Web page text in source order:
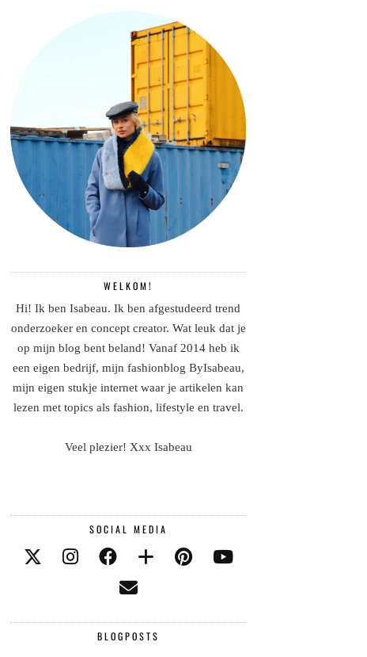
WELKOM!
Hi! Ik ben Isabeau. Ik ben afgestudeerd trend
onderzoeker en concept creator. Wat leuk dat je
op mijn blog bent beland! Vanaf 2014 heb ik
een eigen bedrijf, mijn fashionblog ByIsabeau,
mijn eigen stukje internet waar je artikelen kan
lezen met topics als fashion, lifestyle en travel.
Veel plezier! Xxx Isabeau
SOCIAL MEDIA
BLOGPOSTS